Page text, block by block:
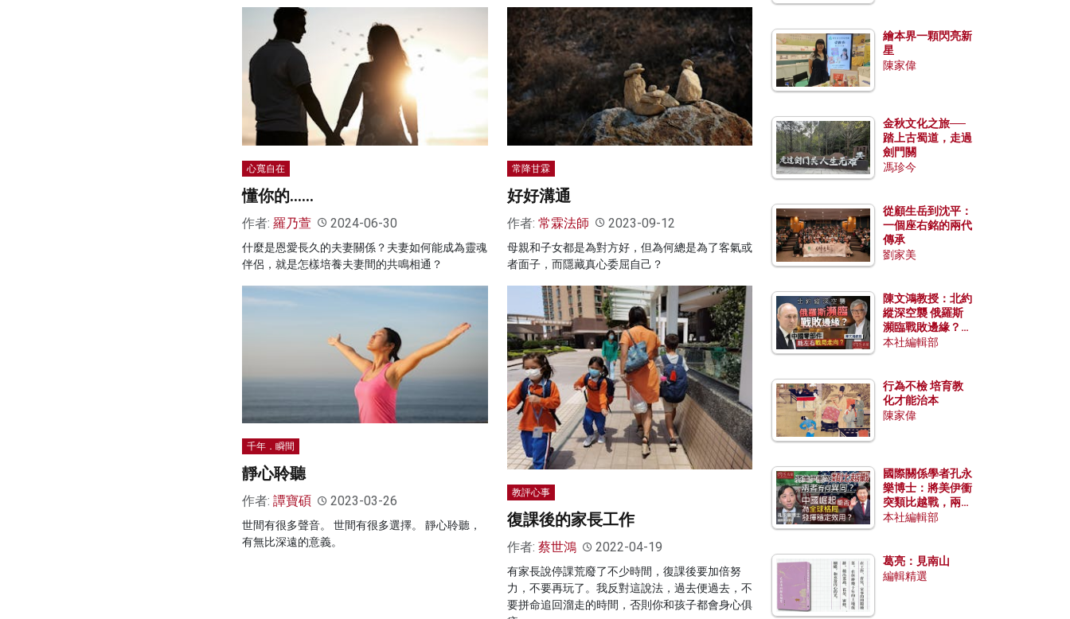
心寬自在
懂你的……
作者: 羅乃萱 2024-06-30
什麼是恩愛長久的夫妻關係？夫妻如何能成為靈魂
伴侶，就是怎樣培養夫妻間的共鳴相通？
常降甘霖
好好溝通
作者: 常霖法師 2023-09-12
母親和子女都是為對方好，但為何總是為了客氣或
者面子，而隱藏真心委屈自己？
千年．瞬間
靜心聆聽
作者: 譚寶碩 2023-03-26
世間有很多聲音。 世間有很多選擇。 靜心聆聽，
有無比深遠的意義。
教評心事
復課後的家長工作
作者: 蔡世鴻 2022-04-19
有家長說停課荒廢了不少時間，復課後要加倍努
力，不要再玩了。我反對這說法，過去便過去，不
要拼命追回溜走的時間，否則你和孩子都會身心俱
繪本界一顆閃亮新
星
陳家偉
金秋文化之旅──
踏上古蜀道，走過
劍門關
馮珍今
從顧生岳到沈平：
一個座右銘的兩代
傳承
劉家美
陳文鴻教授：北約
縱深空襲 俄羅斯
瀕臨戰敗邊緣？中
國零部件能左右戰
本社編輯部
行為不檢 培育教
化才能治本
陳家偉
國際關係學者孔永
樂博士：將美伊衝
突類比越戰，兩者
有何異同？中國崛
本社編輯部
葛亮：見南山
編輯精選